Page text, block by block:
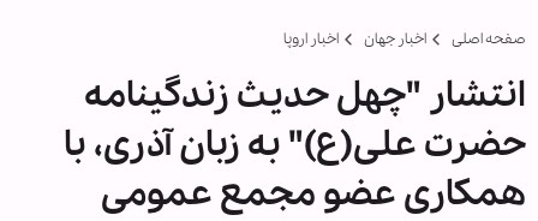
صفحه اصلی اخبار جهان اخبار اروپا
انتشار "چهل حدیث زندگینامه
حضرت علی(ع)" به زبان آذری، با
همکاری عضو مجمع عمومی